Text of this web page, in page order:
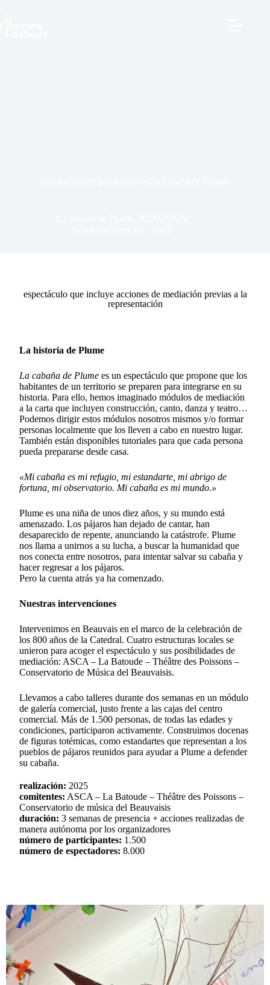
espectáculo que incluye acciones de mediación previas a la
representación
La historia de Plume
La cabaña de Plume es un espectáculo que propone que los
habitantes de un territorio se preparen para integrarse en su
historia. Para ello, hemos imaginado módulos de mediación
a la carta que incluyen construcción, canto, danza y teatro…
Podemos dirigir estos módulos nosotros mismos y/o formar
personas localmente que los lleven a cabo en nuestro lugar.
También están disponibles tutoriales para que cada persona
pueda prepararse desde casa.
«Mi cabaña es mi refugio, mi estandarte, mi abrigo de
fortuna, mi observatorio. Mi cabaña es mi mundo.»
Plume es una niña de unos diez años, y su mundo está
amenazado. Los pájaros han dejado de cantar, han
desaparecido de repente, anunciando la catástrofe. Plume
nos llama a unirnos a su lucha, a buscar la humanidad que
nos conecta entre nosotros, para intentar salvar su cabaña y
hacer regresar a los pájaros.
Pero la cuenta atrás ya ha comenzado.
Nuestras intervenciones
Intervenimos en Beauvais en el marco de la celebración de
los 800 años de la Catedral. Cuatro estructuras locales se
unieron para acoger el espectáculo y sus posibilidades de
mediación: ASCA – La Batoude – Théâtre des Poissons –
Conservatorio de Música del Beauvaisis.
Llevamos a cabo talleres durante dos semanas en un módulo
de galería comercial, justo frente a las cajas del centro
comercial. Más de 1.500 personas, de todas las edades y
condiciones, participaron activamente. Construimos docenas
de figuras totémicas, como estandartes que representan a los
pueblos de pájaros reunidos para ayudar a Plume a defender
su cabaña.
realización: 2025
comitentes: ASCA – La Batoude – Théâtre des Poissons –
Conservatorio de música del Beauvaisis
duración: 3 semanas de presencia + acciones realizadas de
manera autónoma por los organizadores
número de participantes: 1.500
número de espectadores: 8.000